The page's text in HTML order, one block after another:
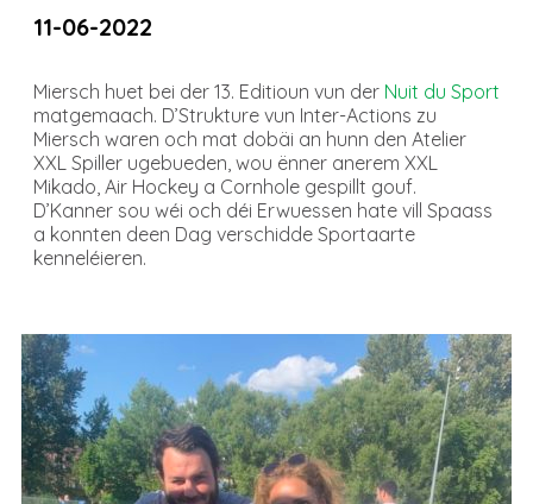
11-06-2022
Miersch huet bei der 13. Editioun vun der Nuit du Sport
matgemaach. D’Strukture vun Inter-Actions zu
Miersch waren och mat dobäi an hunn den Atelier
XXL Spiller ugebueden, wou ënner anerem XXL
Mikado, Air Hockey a Cornhole gespillt gouf.
D’Kanner sou wéi och déi Erwuessen hate vill Spaass
a konnten deen Dag verschidde Sportaarte
kenneléieren.